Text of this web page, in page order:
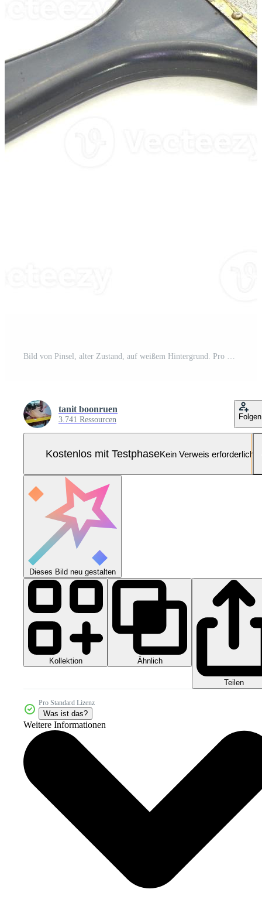
Bild von Pinsel, alter Zustand, auf weißem Hintergrund. Pro Foto
tanit boonruen
3.741 Ressourcen Folgen
Kostenlos mit TestphaseKein Verweis erforderlich
Dieses Bild neu gestalten
Kollektion Ähnlich
Teilen
Pro Standard Lizenz
Was ist das?
Weitere Informationen